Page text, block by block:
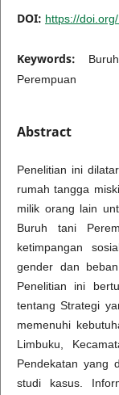
DOI: https://
Keywords:
Perempuan
Abstract
Penelitian ini
rumah tangga
milik orang lain
Buruh tani
ketimpangan
gender dan
Penelitian ini
tentang Strategi
memenuhi
Limbuku,
Pendekatan yang
studi kasus.